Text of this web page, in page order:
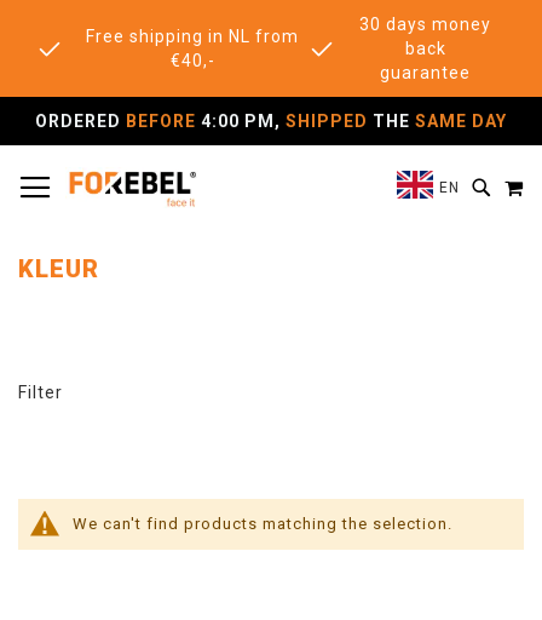
Free shipping in NL from
€40,-
30 days money
back
guarantee
ORDERED BEFORE 4:00 PM, SHIPPED THE SAME DAY
EN
KLEUR
We can't find products matching the selection.
Filter